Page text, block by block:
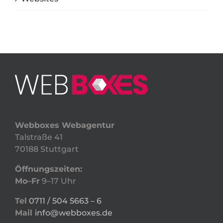
Webboxes Webagentur
Talstraße 41
70188 Stuttgart
Öffnungszeiten:
Mo–Fr 9–17 Uhr
Tel 0711 / 504 5663 – 6
Mail info@webboxes.de